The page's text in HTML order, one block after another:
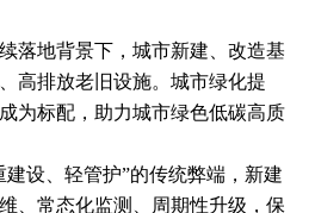
落地背景下，城市新建、改造基
高排放老旧设施。城市绿化提
为标配，助力城市绿色低碳高质
建设、轻管护”的传统弊端，新建
、常态化监测、周期性升级，保